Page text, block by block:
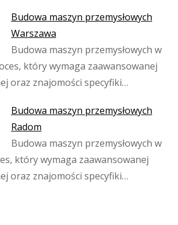
Budowa maszyn przemysłowych
Warszawa
Budowa maszyn przemysłowych w
który wymaga zaawansowanej
oraz znajomości specyfiki…
Budowa maszyn przemysłowych
Radom
Budowa maszyn przemysłowych w
który wymaga zaawansowanej
oraz znajomości specyfiki…